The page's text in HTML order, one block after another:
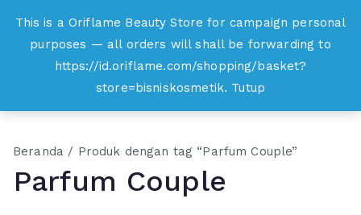
This is a Oriflame Beauty Store for campaign personal
purposes — all orders will shall be forwarding to
https://id.oriflame.com/shopping/basket?
store=bisniskosmetik. Tutup
konten
Oriflame
Belanja Online dan Peluang Usaha Produk
Kecantikan
Beranda / Produk dengan tag “Parfum Couple”
Parfum Couple